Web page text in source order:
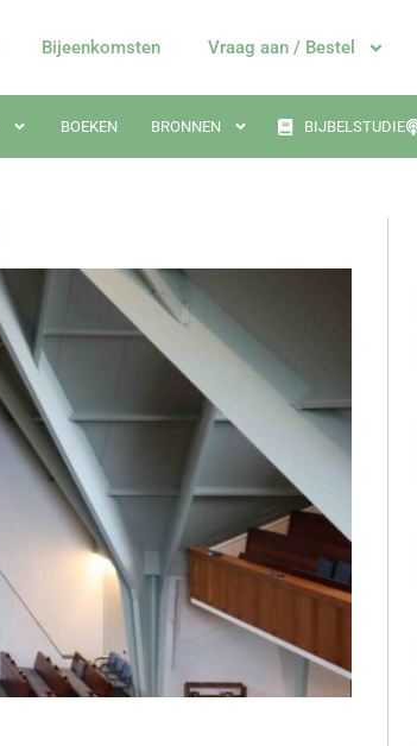
Bijeenkomsten Vraag aan / Bestel
BOEKEN BRONNEN BIJBELSTUDIE